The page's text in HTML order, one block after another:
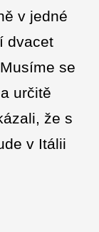
v jedné
dvacet
se
určitě
že s
v Itálii